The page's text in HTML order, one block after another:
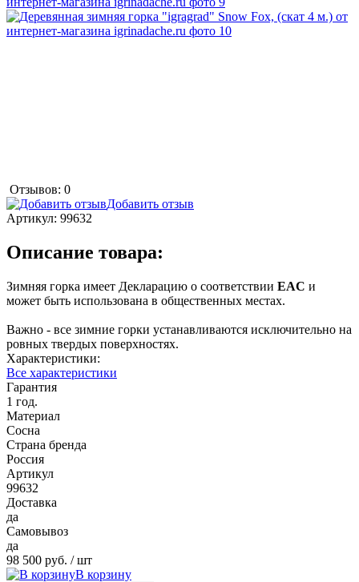
Отзывов: 0
Добавить отзыв
Артикул: 99632
Описание товара:
Зимняя горка имеет Декларацию о соответствии EAC и
может быть использована в общественных местах.
Важно - все зимние горки устанавливаются исключительно на
ровных твердых поверхностях.
Характеристики:
Все характеристики
Гарантия
1 год.
Материал
Сосна
Страна бренда
Россия
Артикул
99632
Доставка
да
Самовывоз
да
98 500 руб. / шт
В корзину